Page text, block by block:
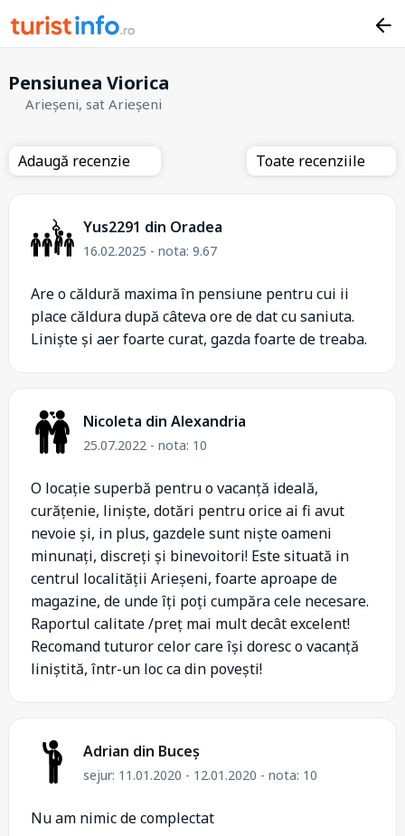
Pensiunea Viorica
Arieșeni, sat Arieșeni
Adaugă recenzie Toate recenziile
Yus2291 din Oradea
16.02.2025 - nota: 9.67
Are o căldură maxima în pensiune pentru cui ii
place căldura după câteva ore de dat cu saniuta.
Liniște și aer foarte curat, gazda foarte de treaba.
Nicoleta din Alexandria
25.07.2022 - nota: 10
O locație superbă pentru o vacanță ideală,
curățenie, liniște, dotări pentru orice ai fi avut
nevoie și, in plus, gazdele sunt niște oameni
minunați, discreți și binevoitori! Este situată in
centrul localității Arieșeni, foarte aproape de
magazine, de unde îți poți cumpăra cele necesare.
Raportul calitate /preț mai mult decât excelent!
Recomand tuturor celor care își doresc o vacanță
liniștită, într-un loc ca din povești!
Adrian din Buceș
sejur: 11.01.2020 - 12.01.2020 - nota: 10
Nu am nimic de complectat